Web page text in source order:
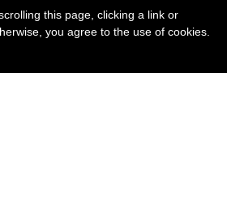
this page, clicking a link or
you agree to the use of cookies.